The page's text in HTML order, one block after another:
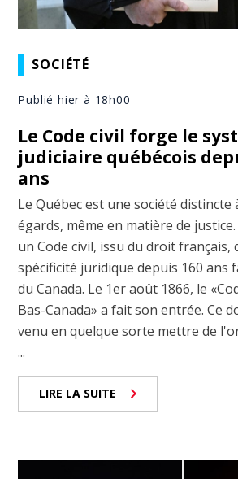
SOCIÉTÉ
Publié hier à 18h00
Le Code civil forge le
judiciaire québécois
ans
Le Québec est une société distincte
égards, même en matière de
un Code civil, issu du droit français,
spécificité juridique depuis 160 ans
du Canada. Le 1er août 1866, le
Bas-Canada» a fait son entrée. Ce
venu en quelque sorte mettre de
...
LIRE LA SUITE